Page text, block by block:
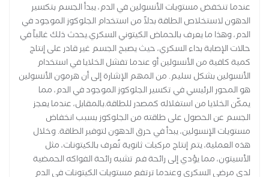
عندما تنخفض مستويات الأنسولين في الدم، يبدأ الجسم بتكسير
الدهون لاستخلاص الطاقة بدلاً من استخدام الجلوكوز الموجود في
الدم، وهذا ما يعرف بالحماض الكيتوني السكري.يحدث ذلك غالباً في
حالات الإصابة بداء السكري، حيث يصبح الجسم غير قادر على إنتاج
كمية كافية من الأنسولين أو عندما تفشل الخلايا في استخدام
الأنسولين بشكل سليم. من المهم الإشارة إلى أن هرمون الأنسولين
هو المحور الرئيسي في تكسير الجلوكوز الموجود في الدم، مما
يمكّن الخلايا من استغلاله كمصدر للطاقة.بالمقابل، عندما يعجز
الجسم عن الحصول على طاقته من الجلوكوز بسبب انخفاض
مستويات الإنسولين، يبدأ في حرق الدهون لتوفير الطاقة. وخلال
هذه العملية، يتم إنتاج مركبات ثانوية تُعرف بالكيتونات، مثل
الأسيتون، مما يؤدي إلى رائحة فم تشبه رائحة الفواكه الحمضية
لدى مرضى السكري وعندما ترتفع مستويات الكيتونات في الدم